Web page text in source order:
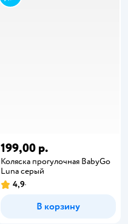
199,00 р.
Коляска прогулочная BabyGo
Luna серый
4,9
В корзину